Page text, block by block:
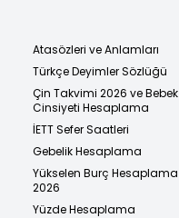
Atasözleri ve Anlamları
Türkçe Deyimler Sözlüğü
Çin Takvimi 2026 ve Bebek
Cinsiyeti Hesaplama
İETT Sefer Saatleri
Gebelik Hesaplama
Yükselen Burç Hesaplama
2026
Yüzde Hesaplama